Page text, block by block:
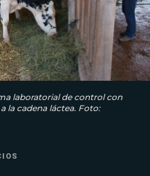
laboratorial de control con
la cadena láctea. Foto: